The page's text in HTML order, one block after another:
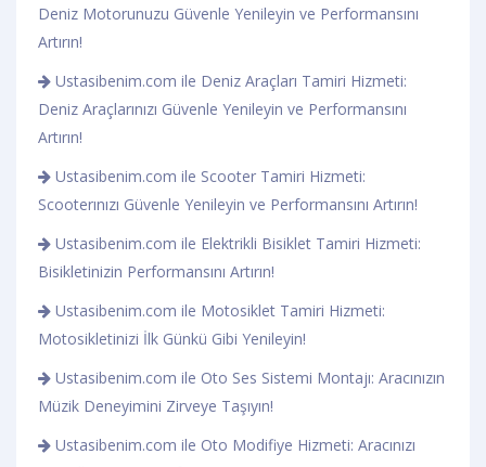
Deniz Motorunuzu Güvenle Yenileyin ve Performansını
Artırın!
Ustasibenim.com ile Deniz Araçları Tamiri Hizmeti:
Deniz Araçlarınızı Güvenle Yenileyin ve Performansını
Artırın!
Ustasibenim.com ile Scooter Tamiri Hizmeti:
Scooterınızı Güvenle Yenileyin ve Performansını Artırın!
Ustasibenim.com ile Elektrikli Bisiklet Tamiri Hizmeti:
Bisikletinizin Performansını Artırın!
Ustasibenim.com ile Motosiklet Tamiri Hizmeti:
Motosikletinizi İlk Günkü Gibi Yenileyin!
Ustasibenim.com ile Oto Ses Sistemi Montajı: Aracınızın
Müzik Deneyimini Zirveye Taşıyın!
Ustasibenim.com ile Oto Modifiye Hizmeti: Aracınızı